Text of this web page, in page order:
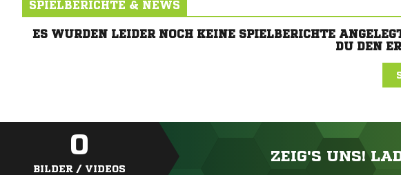
SPIELBERICHTE & NEWS
ES WURDEN LEIDER NOCH KEINE SPIELBERICHTE
DU DEN
0
BILDER / VIDEOS
ZEIG'S UNS!